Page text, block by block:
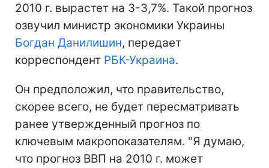
2010 г. вырастет на 3-3,7%. Такой прогноз
озвучил министр экономики Украины
Богдан Данилишин, передает
корреспондент РБК-Украина.
Он предположил, что правительство,
скорее всего, не будет пересматривать
ранее утвержденный прогноз по
ключевым макропоказателям. "Я думаю,
что прогноз ВВП на 2010 г. может